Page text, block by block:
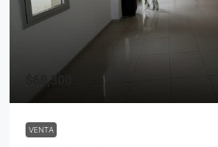
$68,300
VENTA